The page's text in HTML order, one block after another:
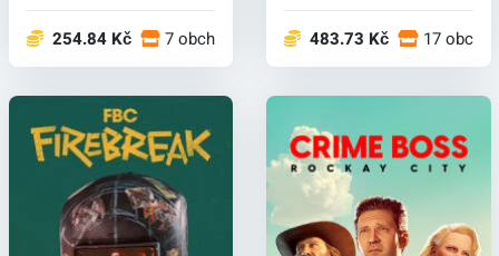
254.84 Kč 7 obchodech 483.73 Kč 17